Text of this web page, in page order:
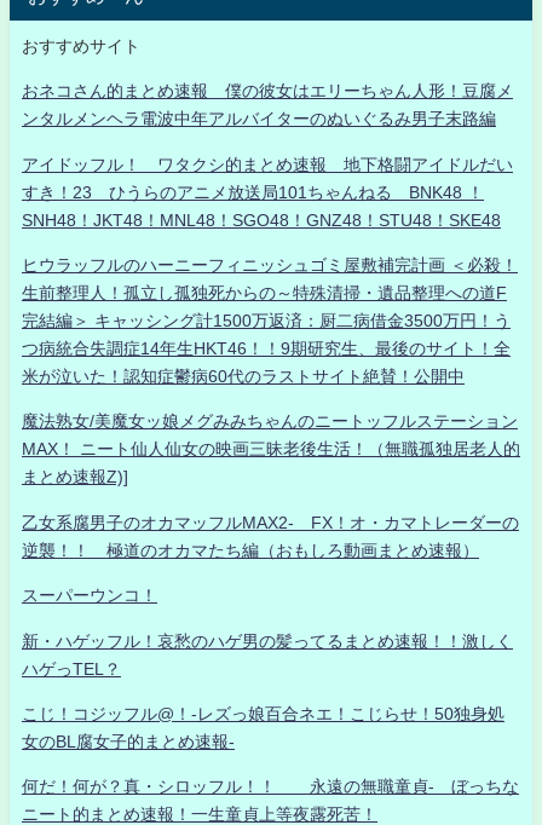
おすすめサイト
おネコさん的まとめ速報 僕の彼女はエリーちゃん人形！豆腐メ
ンタルメンヘラ電波中年アルバイターのぬいぐるみ男子末路編
アイドッフル！ ワタクシ的まとめ速報 地下格闘アイドルだい
すき！23 ひうらのアニメ放送局101ちゃんねる BNK48 ！
SNH48！JKT48！MNL48！SGO48！GNZ48！STU48！SKE48
ヒウラッフルのハーニーフィニッシュゴミ屋敷補完計画 ＜必殺！
生前整理人！孤立し孤独死からの～特殊清掃・遺品整理への道F
完結編＞ キャッシング計1500万返済：厨二病借金3500万円！う
つ病統合失調症14年生HKT46！！9期研究生、最後のサイト！全
米が泣いた！認知症鬱病60代のラストサイト絶賛！公開中
魔法熟女/美魔女ッ娘メグみみちゃんのニートッフルステーション
MAX！ ニート仙人仙女の映画三昧老後生活！（無職孤独居老人的
まとめ速報Z)]
乙女系腐男子のオカマッフルMAX2- FX！オ・カマトレーダーの
逆襲！！ 極道のオカマたち編（おもしろ動画まとめ速報）
スーパーウンコ！
新・ハゲッフル！哀愁のハゲ男の髪ってるまとめ速報！！激しく
ハゲっTEL？
こじ！コジッフル@！-レズっ娘百合ネエ！こじらせ！50独身処
女のBL腐女子的まとめ速報-
何だ！何が？真・シロッフル！！ 永遠の無職童貞- ぼっちな
ニート的まとめ速報！一生童貞上等夜露死苦！